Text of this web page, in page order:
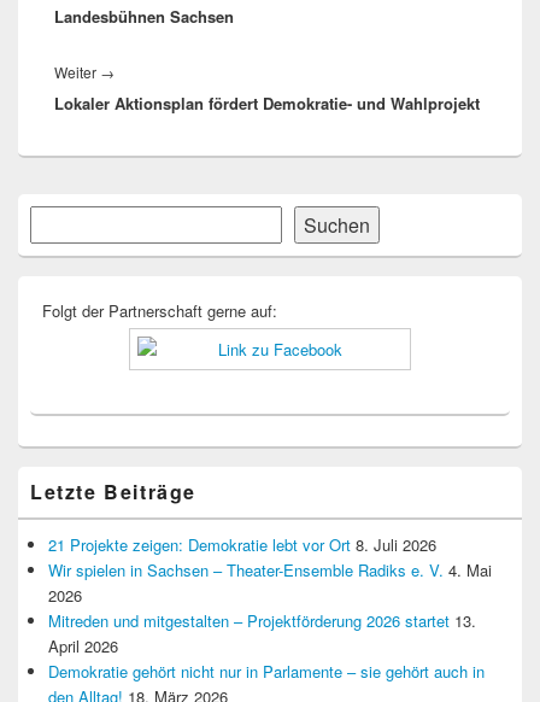
Landesbühnen Sachsen
Weiter →
Beitrag:
Lokaler Aktionsplan fördert Demokratie- und Wahlprojekt
Primärer
Widgetbereich
Suchen
Folgt der Partnerschaft gerne auf:
Letzte Beiträge
21 Projekte zeigen: Demokratie lebt vor Ort 8. Juli 2026
Wir spielen in Sachsen – Theater-Ensemble Radiks e. V. 4. Mai
2026
Mitreden und mitgestalten – Projektförderung 2026 startet 13.
April 2026
Demokratie gehört nicht nur in Parlamente – sie gehört auch in
den Alltag! 18. März 2026